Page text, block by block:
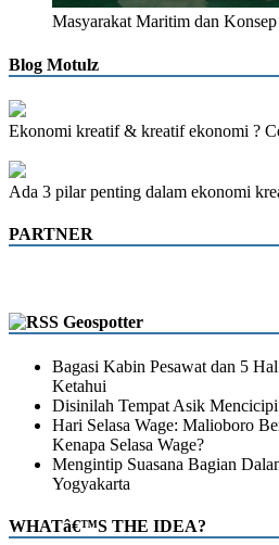
Masyarakat Maritim dan
Blog Motulz
Ekonomi kreatif & kreatif ekonomi ?
Ada 3 pilar penting dalam ekonomi
PARTNER
Geospotter
Bagasi Kabin Pesawat dan 5
Ketahui
Disinilah Tempat Asik
Hari Selasa Wage: Malioboro
Kenapa Selasa Wage?
Mengintip Suasana Bagian
Yogyakarta
WHATâ€™S THE IDEA?